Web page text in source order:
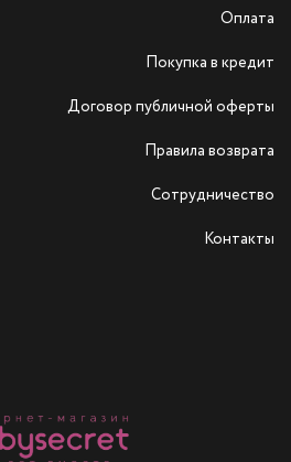
Оплата
Покупка в кредит
Договор публичной оферты
Правила возврата
Сотрудничество
Контакты